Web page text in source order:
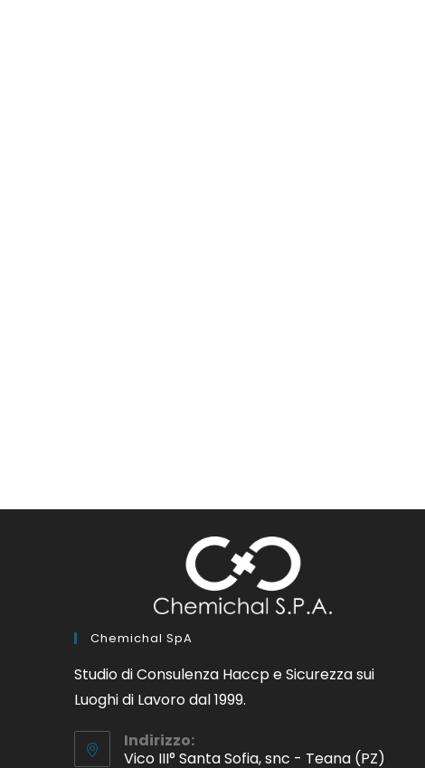
Chemichal SpA
Studio di Consulenza Haccp e Sicurezza sui
Luoghi di Lavoro dal 1999.
Indirizzo:
Vico III° Santa Sofia, snc - Teana (PZ)